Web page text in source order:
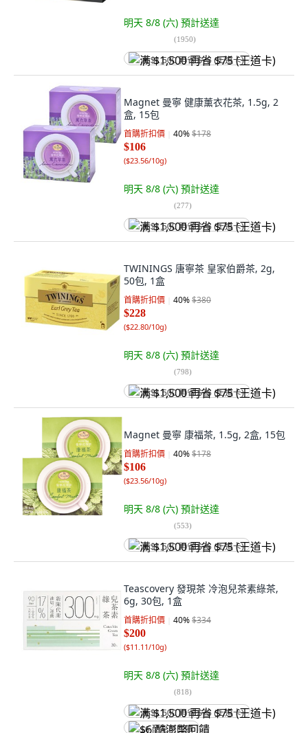
明天 8/8 (六) 預計送達
(1950)
满 $1,500 再省 $75 (王道卡)
Magnet 曼寧 健康薰衣花茶, 1.5g, 2
盒, 15包
首購折扣價 40%$178
$106
($23.56/10g)
明天 8/8 (六) 預計送達
(277)
满 $1,500 再省 $75 (王道卡)
TWININGS 唐寧茶 皇家伯爵茶, 2g,
50包, 1盒
首購折扣價 40%$380
$228
($22.80/10g)
明天 8/8 (六) 預計送達
(798)
满 $1,500 再省 $75 (王道卡)
Magnet 曼寧 康福茶, 1.5g, 2盒, 15包
首購折扣價 40%$178
$106
($23.56/10g)
明天 8/8 (六) 預計送達
(553)
满 $1,500 再省 $75 (王道卡)
Teascovery 發現茶 冷泡兒茶素綠茶,
6g, 30包, 1盒
首購折扣價 40%$334
$200
($11.11/10g)
明天 8/8 (六) 預計送達
(818)
满 $1,500 再省 $75 (王道卡)
$6 酷澎幣回饋